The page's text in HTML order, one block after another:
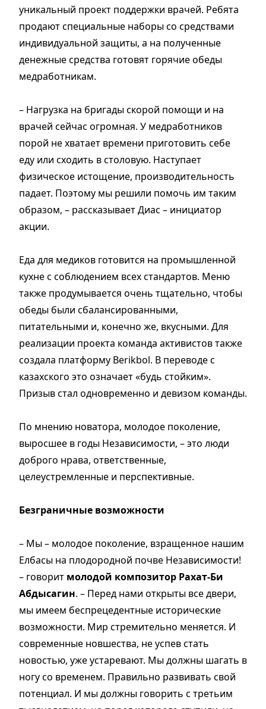
уникальный проект поддержки врачей. Ребята
продают специальные наборы со средствами
индивидуальной защиты, а на полученные
денежные средства готовят горячие обеды
медработникам.
– Нагрузка на бригады скорой помощи и на
врачей сейчас огромная. У медработников
порой не хватает времени приготовить себе
еду или сходить в столовую. Наступает
физическое истощение, производительность
падает. Поэтому мы решили помочь им таким
образом, – рассказывает Диас – инициатор
акции.
Еда для медиков готовится на промышленной
кухне с соблюдением всех стандартов. Меню
также продумывается очень тщательно, чтобы
обеды были сбалансированными,
питательными и, конечно же, вкусными. Для
реализации проекта команда активистов также
создала платформу Berikbol. В переводе с
казахского это означает «будь стойким».
Призыв стал одновременно и девизом команды.
По мнению новатора, молодое поколение,
выросшее в годы Независимости, – это люди
доброго нрава, ответственные,
целеустремленные и перспективные.
Безграничные возможности
– Мы – молодое поколение, взращенное нашим
Елбасы на плодородной почве Независимости!
– говорит молодой композитор Рахат-Би
Абдысагин. – Перед нами открыты все двери,
мы имеем беспрецедентные исторические
возможности. Мир стремительно меняется. И
современные новшества, не успев стать
новостью, уже устаревают. Мы должны шагать в
ногу со временем. Правильно развивать свой
потенциал. И мы должны говорить с третьим